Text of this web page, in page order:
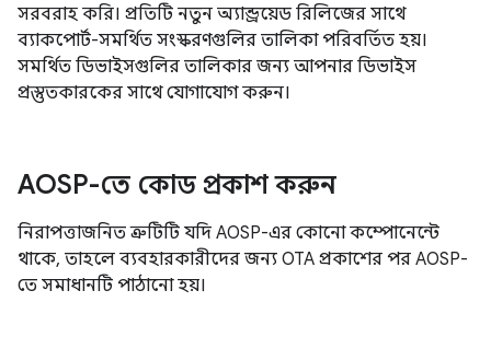
সরবরাহ করি। প্রতিটি নতুন অ্যান্ড্রয়েড রিলিজের সাথে
ব্যাকপোর্ট-সমর্থিত সংস্করণগুলির তালিকা পরিবর্তিত হয়।
সমর্থিত ডিভাইসগুলির তালিকার জন্য আপনার ডিভাইস
প্রস্তুতকারকের সাথে যোগাযোগ করুন।
AOSP-তে কোড প্রকাশ করুন
নিরাপত্তাজনিত ত্রুটিটি যদি AOSP-এর কোনো কম্পোনেন্টে
থাকে, তাহলে ব্যবহারকারীদের জন্য OTA প্রকাশের পর AOSP-
তে সমাধানটি পাঠানো হয়।